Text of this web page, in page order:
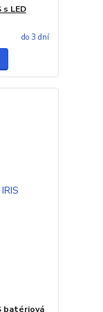
LED
do 3 dní
batériová